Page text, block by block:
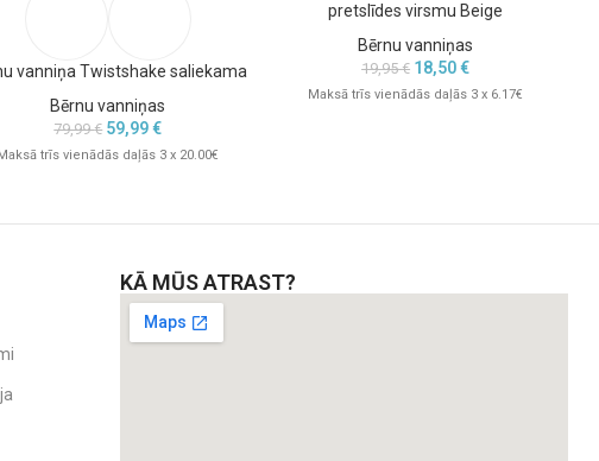
vanniņa Twistshake saliekama
Bērnu vanniņas
79,99€ 59,99€
trīs vienādās daļās 3 x 20.00€
pretslīdes virsmu Beige
Bērnu vanniņas
19,95€ 18,50€
Maksā trīs vienādās daļās 3 x 6.17€
KĀ MŪS ATRAST?